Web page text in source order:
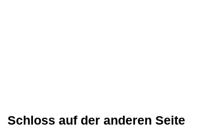
Schloss auf der anderen Seite